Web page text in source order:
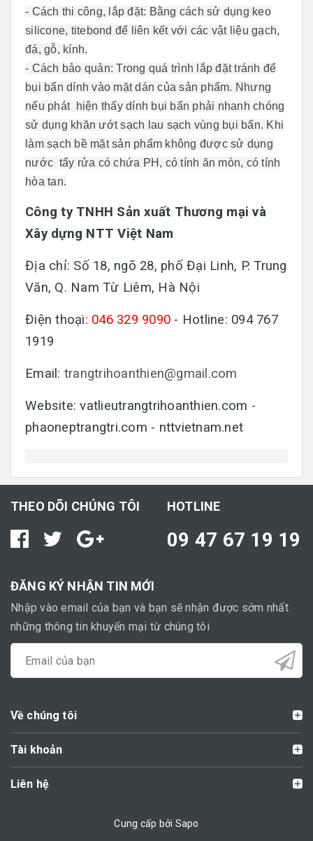
- Cách thi công, lắp đặt: Bằng cách sử dụng keo
silicone, titebond để liên kết với các vật liệu gạch,
đá, gỗ, kính.
- Cách bảo quản: Trong quá trình lắp đặt tránh để
bụi bẩn dính vào mặt dán của sản phẩm. Nhưng
nếu phát hiện thấy dính bụi bẩn phải nhanh chóng
sử dụng khăn ướt sạch lau sạch vùng bụi bẩn. Khi
làm sạch bề mặt sản phẩm không được sử dụng
nước tẩy rửa có chứa PH, có tính ăn mòn, có tính
hòa tan.
Công ty TNHH Sản xuất Thương mại và
Xây dựng NTT Việt Nam
Địa chỉ: Số 18, ngõ 28, phố Đại Linh, P. Trung
Văn, Q. Nam Từ Liêm, Hà Nội
Điện thoại: 046 329 9090 - Hotline: 094 767
1919
Email: trangtrihoanthien@gmail.com
Website: vatlieutrangtrihoanthien.com -
phaoneptrangtri.com - nttvietnam.net
THEO DÕI CHÚNG TÔI HOTLINE
09 47 67 19 19
ĐĂNG KÝ NHẬN TIN MỚI
Nhập vào email của bạn và bạn sẽ nhận được sớm nhất
những thông tin khuyến mại từ chúng tôi
Về chúng tôi
Tài khoản
Liên hệ
Cung cấp bởi Sapo